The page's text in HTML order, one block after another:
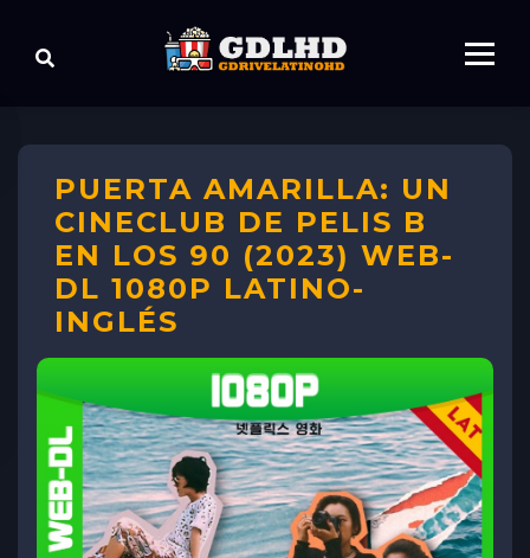
PUERTA AMARILLA: UN
CINECLUB DE PELIS B
EN LOS 90 (2023) WEB-
DL 1080P LATINO-
INGLÉS